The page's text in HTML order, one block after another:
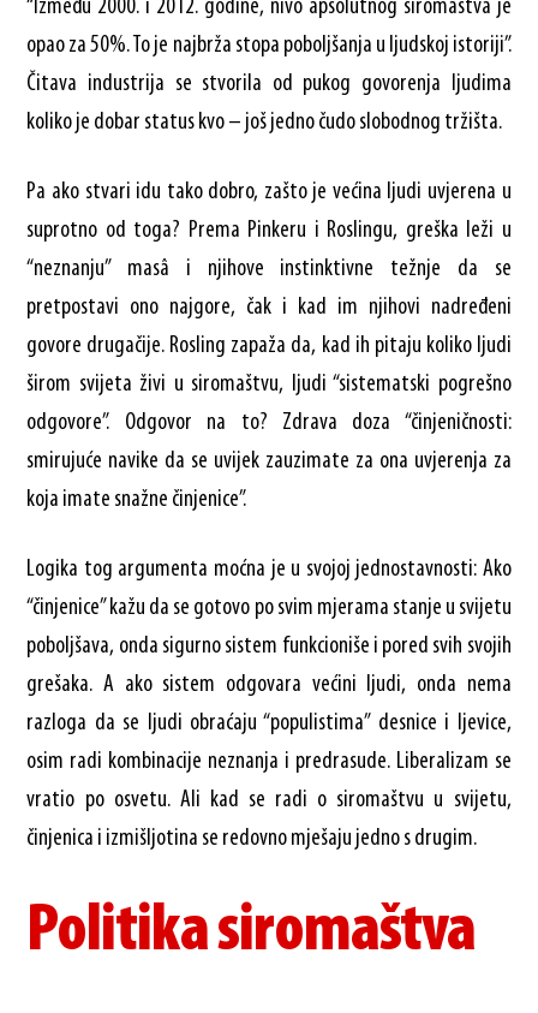
“Između 2000. i 2012. godine, nivo apsolutnog siromaštva je
opao za 50%. To je najbrža stopa poboljšanja u ljudskoj istoriji”.
Čitava industrija se stvorila od pukog govorenja ljudima
koliko je dobar status kvo – još jedno čudo slobodnog tržišta.
Pa ako stvari idu tako dobro, zašto je većina ljudi uvjerena u
suprotno od toga? Prema Pinkeru i Roslingu, greška leži u
“neznanju” masâ i njihove instinktivne težnje da se
pretpostavi ono najgore, čak i kad im njihovi nadređeni
govore drugačije. Rosling zapaža da, kad ih pitaju koliko ljudi
širom svijeta živi u siromaštvu, ljudi “sistematski pogrešno
odgovore”. Odgovor na to? Zdrava doza “činjeničnosti:
smirujuće navike da se uvijek zauzimate za ona uvjerenja za
koja imate snažne činjenice”.
Logika tog argumenta moćna je u svojoj jednostavnosti: Ako
“činjenice” kažu da se gotovo po svim mjerama stanje u svijetu
poboljšava, onda sigurno sistem funkcioniše i pored svih svojih
grešaka. A ako sistem odgovara većini ljudi, onda nema
razloga da se ljudi obraćaju “populistima” desnice i ljevice,
osim radi kombinacije neznanja i predrasude. Liberalizam se
vratio po osvetu. Ali kad se radi o siromaštvu u svijetu,
činjenica i izmišljotina se redovno mješaju jedno s drugim.
Politika siromaštva